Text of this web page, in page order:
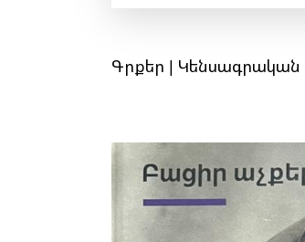
Գրքեր | Կենսագրական